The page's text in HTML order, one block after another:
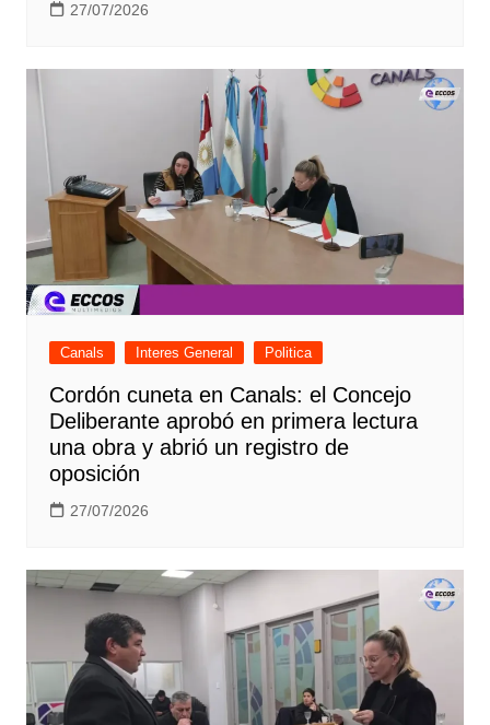
27/07/2026
Canals Interes General Politica
Cordón cuneta en Canals: el Concejo
Deliberante aprobó en primera lectura
una obra y abrió un registro de
oposición
27/07/2026